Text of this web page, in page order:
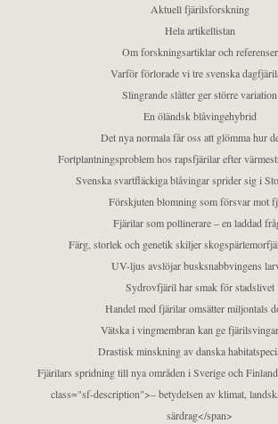
Aktuell fjärilsforskning
Hela artikellistan
Om forskningsartiklar och referenser
Varför förlorade vi tre svenska
Slingrande slåtter ger större variation
En öländsk blåvingehybrid
Det nya normala får oss att glömma hur
Fortplantningsproblem hos rapsfjärilar efter
Svenska svartfläckiga blåvingar sprider sig i
Förskjuten blomning som försvar mot
Fjärilar som pollinerare – en laddad
Färg, storlek och genetik skiljer
UV-ljus avslöjar busksnabbvingens
Sydrovfjäril har smak för stadslivet
Handel med fjärilar omsätter miljontals
Vätska i vingmembran kan ge
Drastisk minskning av danska
Fjärilars spridning till nya områden i Sverige och
class="sf-description">– betydelsen av klimat,
särdrag</span>